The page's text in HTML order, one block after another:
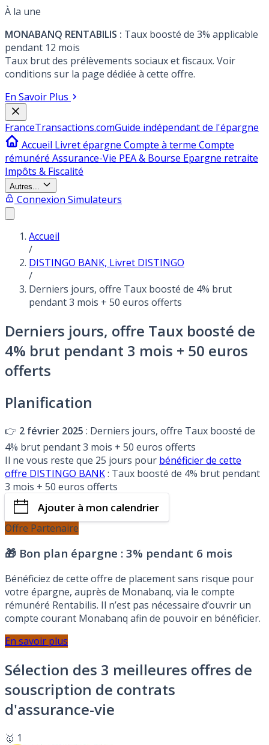
À la une
MONABANQ RENTABILIS : Taux boosté de 3% applicable
pendant 12 mois
Taux brut des prélèvements sociaux et fiscaux. Voir
conditions sur la page dédiée à cette offre.
En Savoir Plus
FranceTransactions.comGuide indépendant de l'épargne
Accueil Livret épargne Compte à terme Compte
rémunéré Assurance-Vie PEA & Bourse Epargne retraite
Impôts & Fiscalité
Autres...
Connexion Simulateurs
Accueil
/
DISTINGO BANK, Livret DISTINGO
/
Derniers jours, offre Taux boosté de 4% brut
pendant 3 mois + 50 euros offerts
Derniers jours, offre Taux boosté de
4% brut pendant 3 mois + 50 euros
offerts
Planification
👉 2 février 2025 : Derniers jours, offre Taux boosté de
4% brut pendant 3 mois + 50 euros offerts
Il ne vous reste que 25 jours pour bénéficier de cette
offre DISTINGO BANK: Taux boosté de 4% brut pendant
3 mois + 50 euros offerts
Ajouter à mon calendrier
Offre Partenaire
🎁 Bon plan épargne : 3% pendant 6 mois
Bénéficiez de cette offre de placement sans risque pour
votre épargne, auprès de Monabanq, via le compte
rémunéré Rentabilis. Il n’est pas nécessaire d’ouvrir un
compte courant Monabanq afin de pouvoir en bénéficier.
En savoir plus
Sélection des 3 meilleures offres de
souscription de contrats
d'assurance-vie
🥇 1